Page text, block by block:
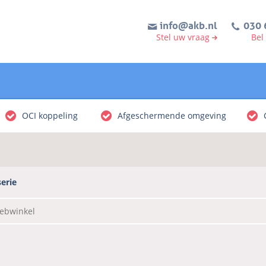
info@akb.nl
Stel uw vraag
030
OCI koppeling Afgeschermende omgeving